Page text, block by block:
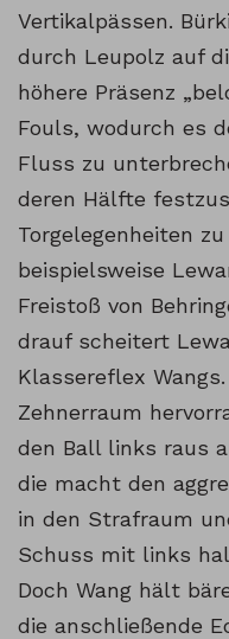
Vertikalpässen.
durch Leupolz auf
höhere Präsenz
Fouls, wodurch es
Fluss zu
deren Hälfte
Torgelegenheiten
beispielsweise
Freistoß von
drauf scheitert
Klassereflex
Zehnerraum
den Ball links raus
die macht den
in den Strafraum
Schuss mit links
Doch Wang hält
die anschließende